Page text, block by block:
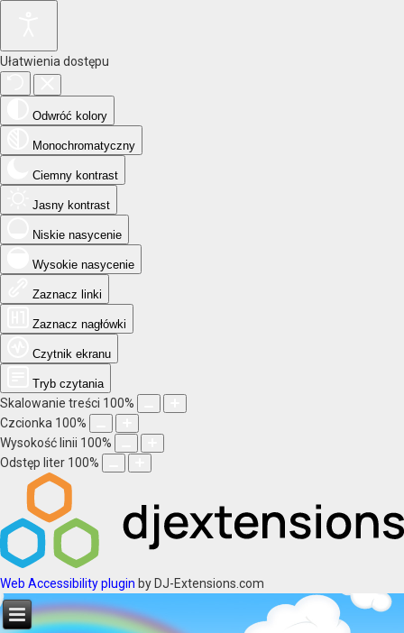
Ułatwienia dostępu
Odwróć kolory
Monochromatyczny
Ciemny kontrast
Jasny kontrast
Niskie nasycenie
Wysokie nasycenie
Zaznacz linki
Zaznacz nagłówki
Czytnik ekranu
Tryb czytania
Skalowanie treści 100%
Czcionka 100%
Wysokość linii 100%
Odstęp liter 100%
Web Accessibility plugin by DJ-Extensions.com